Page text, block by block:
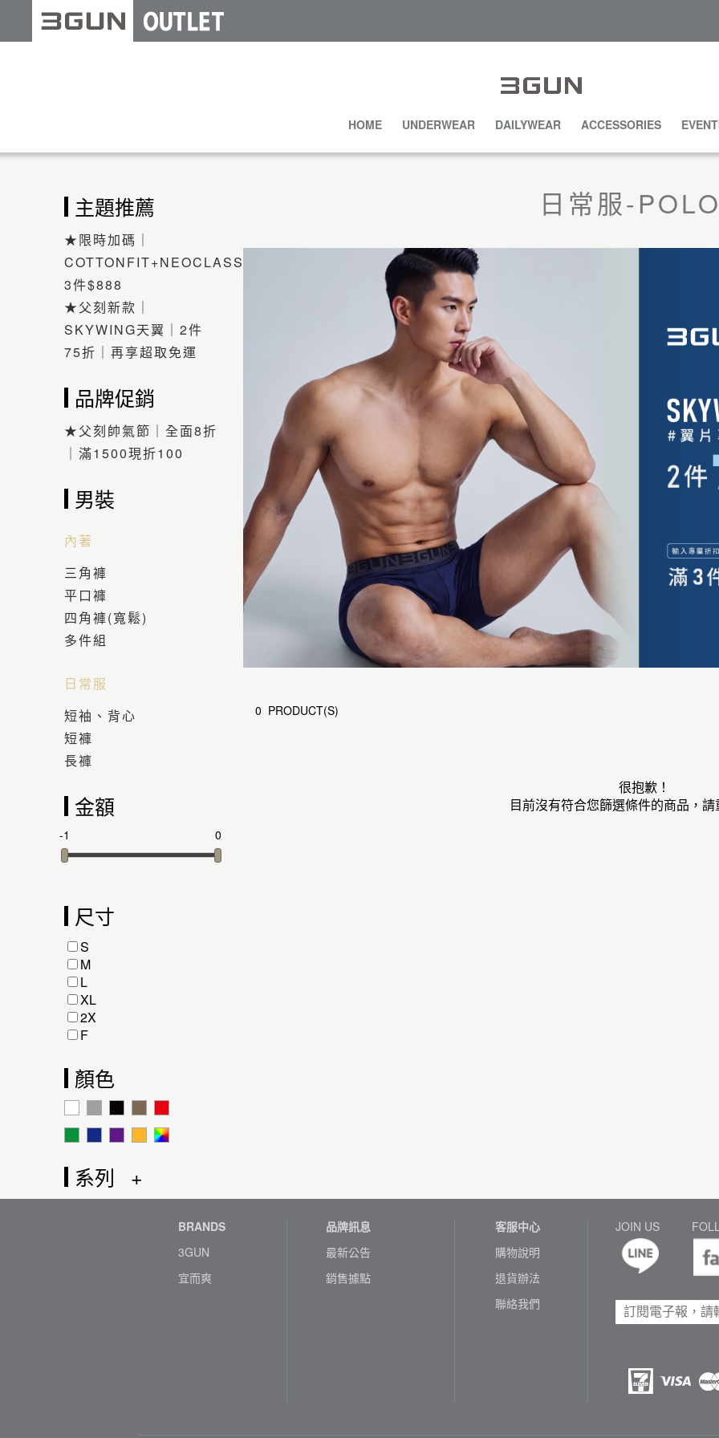
HOME UNDERWEAR DAILYWEAR ACCESSORIES
主題推薦
★限時加碼｜
COTTONFIT+NEOCLASSIC
3件$888
★父刻新款｜
SKYWING天翼｜2件
75折｜再享超取免運
品牌促銷
★父刻帥氣節｜全面8折
｜滿1500現折100
男裝
內著
三角褲
平口褲
四角褲(寬鬆)
多件組
日常服
短袖、背心
短褲
長褲
金額
-1 0
尺寸
S
M
L
XL
2X
F
顏色
系列
日常服-
0 PRODUCT(S)
很抱歉！
目前沒有符合您篩選條件的商品，請
BRANDS
3GUN
宜而爽
品牌訊息
最新公告
銷售據點
客服中心
購物說明
退貨辦法
聯絡我們
JOIN US